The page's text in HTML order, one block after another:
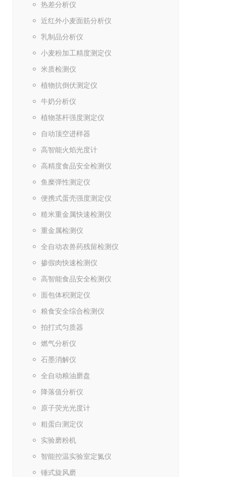
热差分析仪
近红外小麦面筋分析仪
乳制品分析仪
小麦粉加工精度测定仪
米质检测仪
植物抗倒伏测定仪
牛奶分析仪
植物茎杆强度测定仪
自动顶空进样器
高智能火焰光度计
高精度食品安全检测仪
鱼糜弹性测定仪
便携式蛋壳强度测定仪
糙米重金属快速检测仪
重金属检测仪
全自动农兽药残留检测仪
掺假肉快速检测仪
高智能食品安全检测仪
面包体积测定仪
粮食安全综合检测仪
拍打式匀质器
燃气分析仪
石墨消解仪
全自动粮油磨盘
降落值分析仪
原子荧光光度计
粗蛋白测定仪
实验磨粉机
智能控温实验室定氮仪
锤式旋风磨